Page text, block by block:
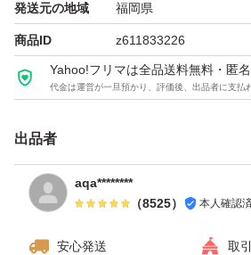
発送元の地域 福岡県
商品ID z611833226
Yahoo!フリマは全品送料無料・匿
代金は運営が一旦預かり、評価後、出品者に支払
出品者
aqa********
（8525） 本人確認
安心発送 取